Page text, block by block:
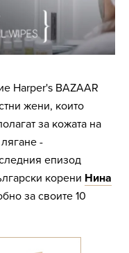
Harper's BAZAAR
жени, които
за кожата на
-
епизод
корени Нина
за своите 10